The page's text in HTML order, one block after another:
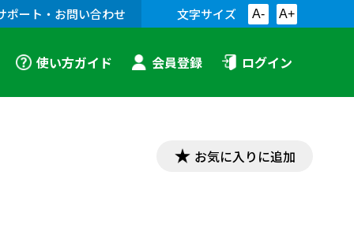
ポート・お問い合わせ 文字サイズ A- A+
使い方ガイド 会員登録 ログイン
お気に入りに追加